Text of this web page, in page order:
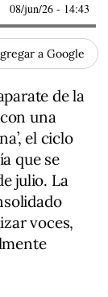
08/jun/26 - 14:43
a Google
de la
una
el ciclo
que se
julio. La
voces,